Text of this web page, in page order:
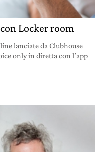
Locker room
lanciate da Clubhouse
only in diretta con l’app